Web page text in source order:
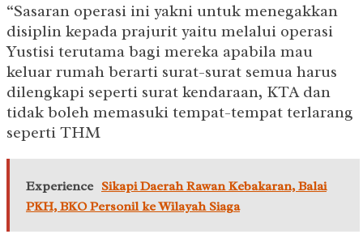
“Sasaran operasi ini yakni untuk menegakkan
disiplin kepada prajurit yaitu melalui operasi
Yustisi terutama bagi mereka apabila mau
keluar rumah berarti surat-surat semua harus
dilengkapi seperti surat kendaraan, KTA dan
tidak boleh memasuki tempat-tempat terlarang
seperti THM
Experience Sikapi Daerah Rawan Kebakaran, Balai
PKH, BKO Personil ke Wilayah Siaga